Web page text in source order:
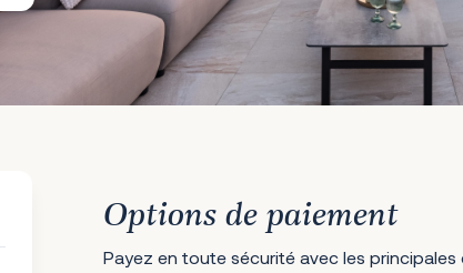
Options de paiement
Payez en toute sécurité avec les